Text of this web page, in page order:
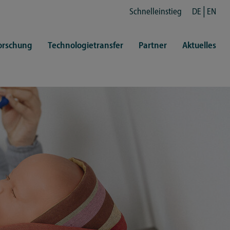
Schnelleinstieg DE EN
Technologietransfer Partner Aktuelles